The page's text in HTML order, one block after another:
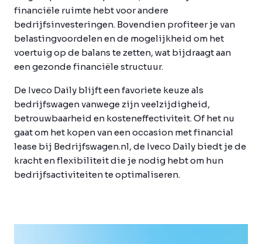
financiële ruimte hebt voor andere
bedrijfsinvesteringen. Bovendien profiteer je van
belastingvoordelen en de mogelijkheid om het
voertuig op de balans te zetten, wat bijdraagt aan
een gezonde financiële structuur.
De Iveco Daily blijft een favoriete keuze als
bedrijfswagen vanwege zijn veelzijdigheid,
betrouwbaarheid en kosteneffectiviteit. Of het nu
gaat om het kopen van een occasion met financial
lease bij Bedrijfswagen.nl, de Iveco Daily biedt je de
kracht en flexibiliteit die je nodig hebt om hun
bedrijfsactiviteiten te optimaliseren.